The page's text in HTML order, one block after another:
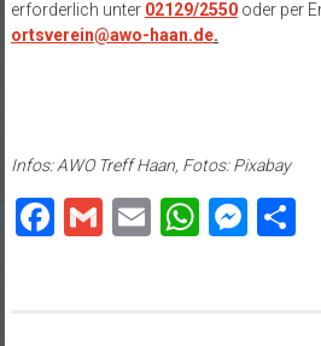
erforderlich unter 02129/2550oder per
ortsverein@awo-haan.de.
Infos: AWO Treff Haan, Fotos: Pixabay
Facebook
GmailEmail